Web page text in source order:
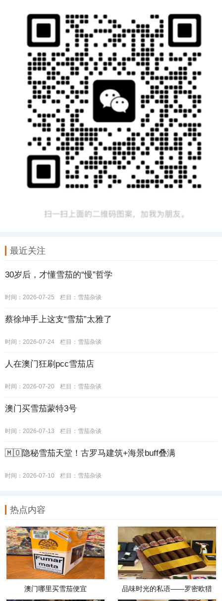
最近关注
30岁后，才懂雪茄的“慢”哲学
时间：2026-07-25 栏目： 雪茄杂谈
蔡徐坤手上这支“雪茄”太雅了
时间：2026-07-24 栏目： 雪茄杂谈
人在澳门狂刷pcc雪茄店
时间：2026-07-20 栏目： 雪茄杂谈
澳门买雪茄蒙特3号
时间：2026-07-13 栏目： 雪茄杂谈
🇲🇴隐秘雪茄天堂！古罗马建筑+海景buff叠满
时间：2026-07-10 栏目： 雪茄杂谈
热点内容
澳门哪里买雪茄便宜
品味时光的私语——罗密欧猎